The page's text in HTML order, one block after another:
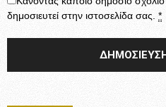
δημοσιευτεί στην ιστοσελίδα σας. *